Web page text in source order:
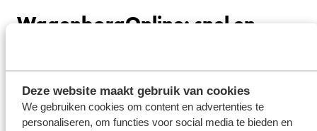
Deze website maakt gebruik van cookies
We gebruiken cookies om content en advertenties te
personaliseren, om functies voor social media te bieden en
WagenborgOnline: snel en
kiezen
WagenborgOnline is dé handige online tool om snel de juiste
mobiele telescoopkraan voor jouw project te vinden én direct